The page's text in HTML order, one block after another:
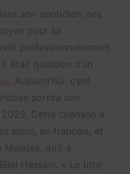
son quotidien, ses
pour sa
professionnellement.
était question d’un
. Aujourd’hui, c’est
sortira son
Cette chanson a
soins, en français, et
qu’il a
Hassani. « Le titre